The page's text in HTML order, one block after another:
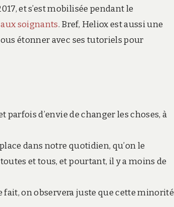
et s’est mobilisée pendant le
soignants. Bref, Heliox est aussi une
étonner avec ses tutoriels pour
d’envie de changer les choses, à
dans notre quotidien, qu’on le
et tous, et pourtant, il y a moins de
fait, on observera juste que cette minorité